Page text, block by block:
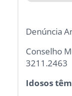
Denúncia
Conselho
3211.2463
Idosos